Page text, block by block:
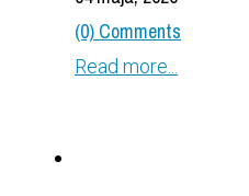
(0) Comments
Read more...